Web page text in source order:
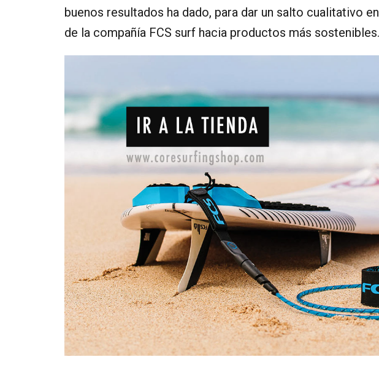
buenos resultados ha dado, para dar un salto cualitativo
de la compañía FCS surf hacia productos más sostenibles.